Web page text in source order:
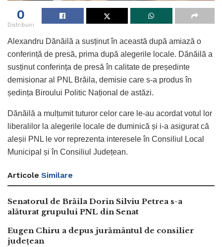
0
Distribuiri
Alexandru Dănăilă a susținut în această după amiază o
conferință de presă, prima după alegerile locale. Dănăilă a
susținut conferința de presă în calitate de președinte
demisionar al PNL Brăila, demisie care s-a produs în
ședința Biroului Politic Național de astăzi.
Dănăilă a mulțumit tuturor celor care le-au acordat votul lor
liberalilor la alegerile locale de duminică și i-a asigurat că
aleșii PNL le vor reprezenta interesele în Consiliul Local
Municipal și în Consiliul Județean.
Articole Similare
Senatorul de Brăila Dorin Silviu Petrea s-a
alăturat grupului PNL din Senat
Eugen Chiru a depus jurământul de consilier
județean